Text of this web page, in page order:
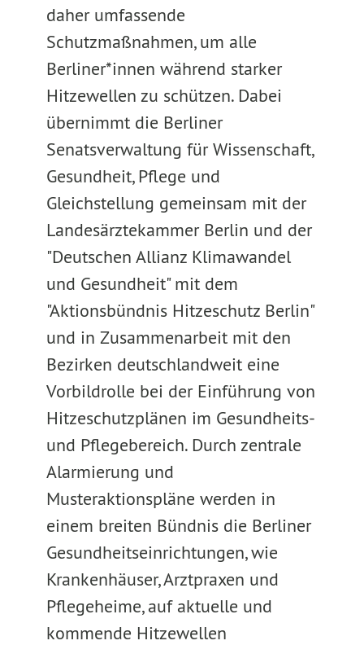
daher umfassende
Schutzmaßnahmen, um alle
Berliner*innen während starker
Hitzewellen zu schützen. Dabei
übernimmt die Berliner
Senatsverwaltung für Wissenschaft,
Gesundheit, Pflege und
Gleichstellung gemeinsam mit der
Landesärztekammer Berlin und der
"Deutschen Allianz Klimawandel
und Gesundheit" mit dem
"Aktionsbündnis Hitzeschutz Berlin"
und in Zusammenarbeit mit den
Bezirken deutschlandweit eine
Vorbildrolle bei der Einführung von
Hitzeschutzplänen im Gesundheits-
und Pflegebereich. Durch zentrale
Alarmierung und
Musteraktionspläne werden in
einem breiten Bündnis die Berliner
Gesundheitseinrichtungen, wie
Krankenhäuser, Arztpraxen und
Pflegeheime, auf aktuelle und
kommende Hitzewellen